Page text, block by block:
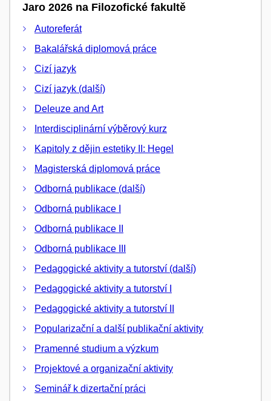
Jaro 2026 na Filozofické fakultě
Autoreferát
Bakalářská diplomová práce
Cizí jazyk
Cizí jazyk (další)
Deleuze and Art
Interdisciplinární výběrový kurz
Kapitoly z dějin estetiky II: Hegel
Magisterská diplomová práce
Odborná publikace (další)
Odborná publikace I
Odborná publikace II
Odborná publikace III
Pedagogické aktivity a tutorství (další)
Pedagogické aktivity a tutorství I
Pedagogické aktivity a tutorství II
Popularizační a další publikační aktivity
Pramenné studium a výzkum
Projektové a organizační aktivity
Seminář k dizertační práci